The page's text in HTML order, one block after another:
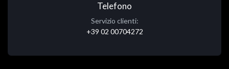
Telefono
Servizio clienti:
+39 02 00704272